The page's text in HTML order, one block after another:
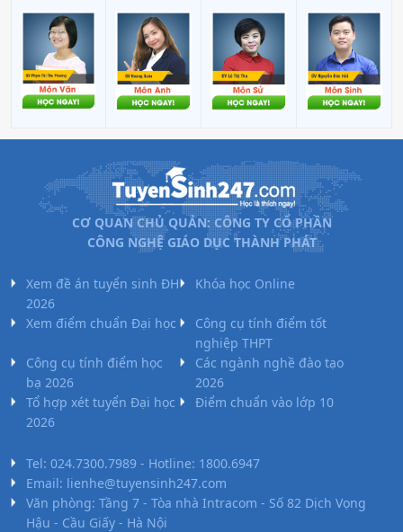
CƠ QUAN CHỦ QUẢN: CÔNG TY CỔ PHẦN
CÔNG NGHỆ GIÁO DỤC THÀNH PHÁT
Xem đề án tuyển sinh ĐH
2026
Khóa học Online
Xem điểm chuẩn Đại học
Công cụ tính điểm tốt
nghiệp THPT
Công cụ tính điểm học
bạ 2026
Các ngành nghề đào tạo
2026
Tổ hợp xét tuyển Đại học
2026
Điểm chuẩn vào lớp 10
Tel: 024.7300.7989 - Hotline: 1800.6947
Email: lienhe@tuyensinh247.com
Văn phòng: Tầng 7 - Tòa nhà Intracom - Số 82 Dịch Vọng
Hậu - Cầu Giấy - Hà Nội